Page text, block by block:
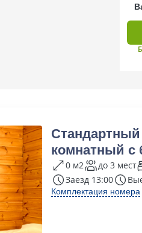
комнатный с
0 м2 до 3 мест
Заезд 13:00
Комплектация номера